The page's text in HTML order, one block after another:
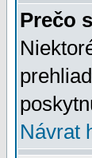
Prečo
Návrat